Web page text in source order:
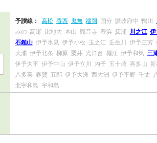
予讃線： 高松 香西 鬼無 端岡 国分 讃岐府中 鴨川
みの 高瀬 比地大 本山 観音寺 豊浜 箕浦 川之江
石鎚山 伊予氷見 伊予小松 玉之江 壬生川 伊予三芳
大浦 伊予北条 柳原 粟井 光洋台 堀江 伊予和気 三
伊予大平 伊予中山 伊予立川 内子 五十崎 喜多山
八多喜 春賀 五郎 伊予大洲 西大洲 伊予平野 千丈
北宇和島 宇和島